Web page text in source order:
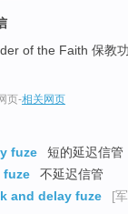
of the Faith 保教
页-相关网页
fuze
短的延迟信管
fuze
不延迟信管
and delay fuze
[